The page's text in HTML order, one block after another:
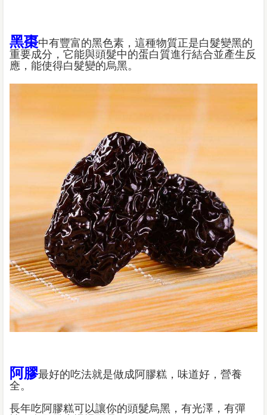
黑棗中有豐富的黑色素，這種物質正是白髮變黑的
重要成分，它能與頭髮中的蛋白質進行結合並產生反
應，能使得白髮變的烏黑。
阿膠最好的吃法就是做成阿膠糕，味道好，營養
全。
長年吃阿膠糕可以讓你的頭髮烏黑，有光澤，有彈